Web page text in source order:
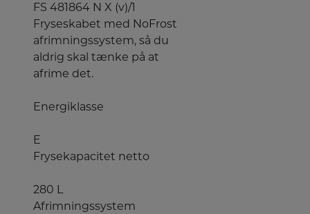
FS 481864 N X (v)/1
Fryseskabet med NoFrost
afrimningssystem, så du
aldrig skal tænke på at
afrime det.
Energiklasse
E
Frysekapacitet netto
280 L
Afrimningssystem